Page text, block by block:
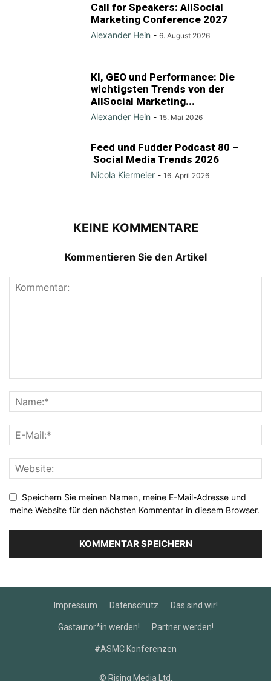
Call for Speakers: AllSocial
Marketing Conference 2027
Alexander Hein - 6. August 2026
KI, GEO und Performance: Die
wichtigsten Trends von der
AllSocial Marketing...
Alexander Hein - 15. Mai 2026
Feed und Fudder Podcast 80 –
Social Media Trends 2026
Nicola Kiermeier - 16. April 2026
KEINE KOMMENTARE
Kommentieren Sie den Artikel
Speichern Sie meinen Namen, meine E-Mail-Adresse und
meine Website für den nächsten Kommentar in diesem Browser.
Impressum Datenschutz Das sind wir!
Gastautor*in werden! Partner werden!
#ASMC Konferenzen
© Rising Media Ltd.